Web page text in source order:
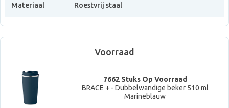
Materiaal Roestvrij staal
Voorraad
7662 Stuks Op Voorraad
BRACE + - Dubbelwandige beker 510 ml
Marineblauw